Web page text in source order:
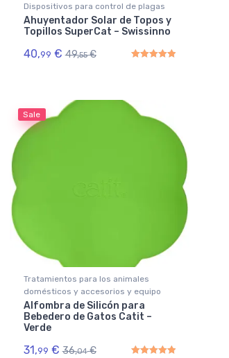
Dispositivos para control de plagas
Ahuyentador Solar de Topos y
Topillos SuperCat – Swissinno
40,99 € 49,55 €
Sale
Tratamientos para los animales
domésticos y accesorios y equipo
Alfombra de Silicón para
Bebedero de Gatos Catit –
Verde
31,99 € 36,04 €